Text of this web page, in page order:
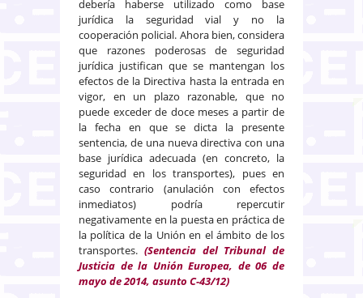
debería haberse utilizado como base
jurídica la seguridad vial y no la
cooperación policial. Ahora bien, considera
que razones poderosas de seguridad
jurídica justifican que se mantengan los
efectos de la Directiva hasta la entrada en
vigor, en un plazo razonable, que no
puede exceder de doce meses a partir de
la fecha en que se dicta la presente
sentencia, de una nueva directiva con una
base jurídica adecuada (en concreto, la
seguridad en los transportes), pues en
caso contrario (anulación con efectos
inmediatos) podría repercutir
negativamente en la puesta en práctica de
la política de la Unión en el ámbito de los
transportes. (Sentencia del Tribunal de
Justicia de la Unión Europea, de 06 de
mayo de 2014, asunto C-43/12)